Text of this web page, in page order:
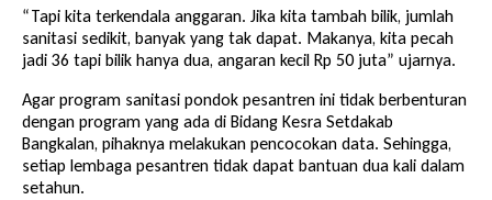
“Tapi kita terkendala anggaran. Jika kita tambah bilik, jumlah
sanitasi sedikit, banyak yang tak dapat. Makanya, kita pecah
jadi 36 tapi bilik hanya dua, angaran kecil Rp 50 juta” ujarnya.
Agar program sanitasi pondok pesantren ini tidak berbenturan
dengan program yang ada di Bidang Kesra Setdakab
Bangkalan, pihaknya melakukan pencocokan data. Sehingga,
setiap lembaga pesantren tidak dapat bantuan dua kali dalam
setahun.